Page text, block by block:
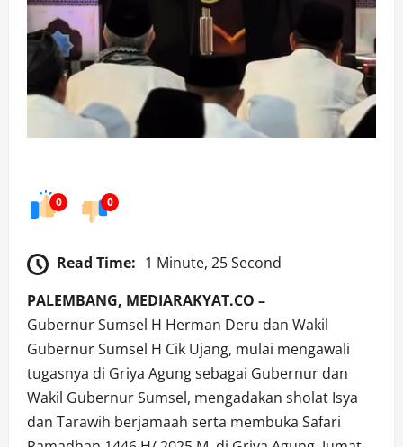
0 0
Read Time: 1 Minute, 25 Second
PALEMBANG, MEDIARAKYAT.CO –
Gubernur Sumsel H Herman Deru dan Wakil
Gubernur Sumsel H Cik Ujang, mulai mengawali
tugasnya di Griya Agung sebagai Gubernur dan
Wakil Gubernur Sumsel, mengadakan sholat Isya
dan Tarawih berjamaah serta membuka Safari